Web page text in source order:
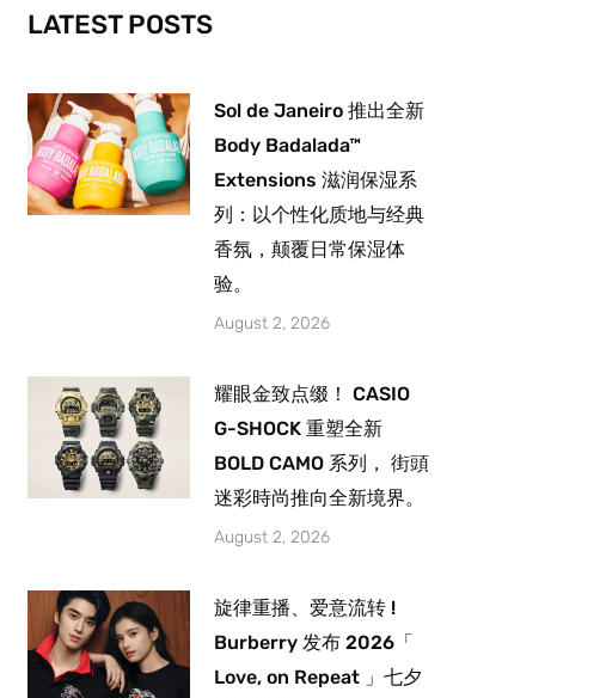
-
f
m
LATEST POSTS
Sol de Janeiro 推出全新
Body Badalada™
Extensions 滋润保湿系
列：以个性化质地与经典
香氛，颠覆日常保湿体
验。
August 2, 2026
耀眼金致点缀！ CASIO
G-SHOCK 重塑全新
BOLD CAMO 系列， 街頭
迷彩時尚推向全新境界。
August 2, 2026
旋律重播、爱意流转 !
Burberry 发布 2026「
Love, on Repeat 」七夕